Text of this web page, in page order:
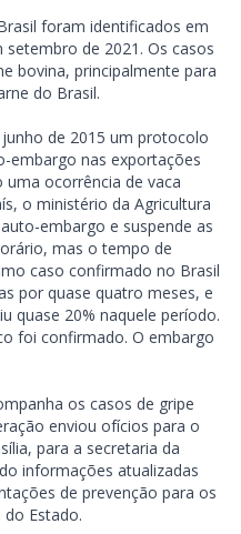
foram identificados em
de 2021. Os casos
bovina, principalmente para
do Brasil.
de 2015 um protocolo
embargo nas exportações
uma ocorrência de vaca
o ministério da Agricultura
embargo e suspende as
mas o tempo de
caso confirmado no Brasil
por quase quatro meses, e
quase 20% naquele período.
foi confirmado. O embargo
os casos de gripe
enviou ofícios para o
para a secretaria da
informações atualizadas
de prevenção para os
Estado.